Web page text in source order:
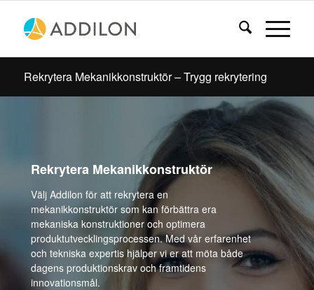
Rekrytera Mekanikkonstruktör – Trygg rekrytering
Rekrytera Mekanikkonstruktör
Välj Addilon för att rekrytera en
mekanikkonstruktör som kan förbättra era
mekaniska konstruktioner och optimera
produktutvecklingsprocessen. Med vår erfarenhet
och tekniska expertis hjälper vi er att möta både
dagens produktionskrav och framtidens
innovationsmål.